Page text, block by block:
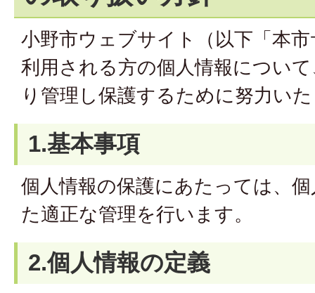
小野市ウェブサイト（以下「本
利用される方の個人情報につい
り管理し保護するために努力い
1.基本事項
個人情報の保護にあたっては、
た適正な管理を行います。
2.個人情報の定義